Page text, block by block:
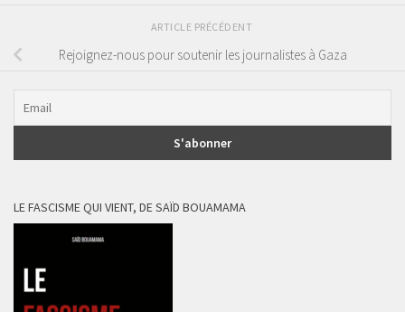
ARTICLE PRÉCÉDENT
Rejoignez-nous pour soutenir les journalistes à Gaza
LE FASCISME QUI VIENT, DE SAÏD BOUAMAMA